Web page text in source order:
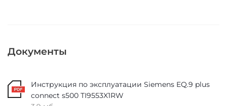
Документы
Инструкция по эксплуатации Siemens EQ.9 plus
connect s500 TI9553X1RW